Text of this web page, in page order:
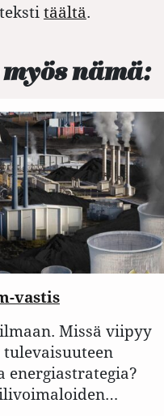
täältä.
nämä:
vastis
Missä viipyy
tulevaisuuteen
energiastrategia?